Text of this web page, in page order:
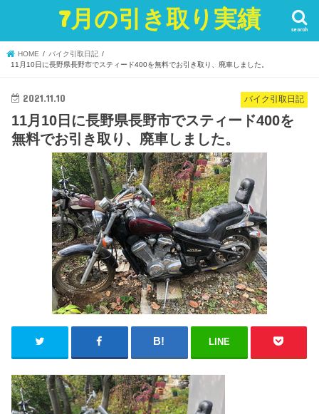
7月の引き取り実績 search
HOME
バイク引取日記
11月10日に長野県長野市でスティード400を無料でお引き取り、廃車しました。
バイク引取日記
2021.11.10
11月10日に長野県長野市でスティード400を
無料でお引き取り、廃車しました。
LINE